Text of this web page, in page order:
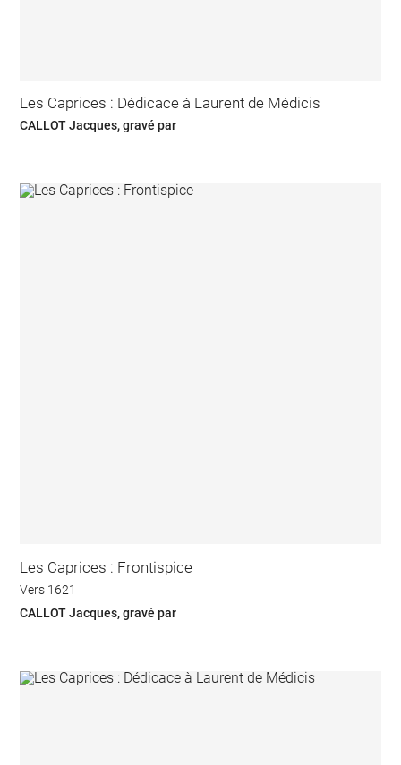
Les Caprices : Dédicace à Laurent de Médicis
CALLOT Jacques, gravé par
Les Caprices : Frontispice
Vers 1621
CALLOT Jacques, gravé par